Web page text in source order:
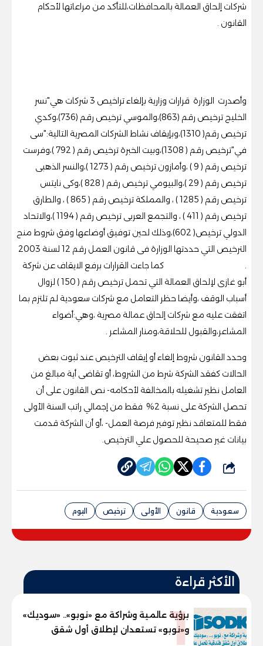
شركات إلحاق العمالة بالمحافظات،للتأكد من مراعاتها لأحكام
القانون .
وأصدرت الوزارة قرارات وزارية بإلغاء تراخيص 3 شركات هي"نسر
الخليج ترخيص رقم (863)،والموسي ترخيص رقم (736)،وكدي
ترخيص رقم( 1310)،وبإيقاف نشاط الشركات المصرية التالية:"سى
في"ترخيص رقم ( 1308)،وبيت الخبرة ترخيص رقم ( 792 )،وفرست
ترخيص رقم ( 9 ) ،وأمازون ترخيص رقم ( 1273 )،والنسر الذهبى
ترخيص رقم ( 29 )،والبيومي ترخيص رقم ( 828 )،وكى نايتس
ترخيص رقم ( 1285 ) ، والمملكة ترخيص رقم ( 865 ) ، والطارق
ترخيص رقم ( 411 ) ، والتجمع العربى ترخيص رقم ( 1194 )،والاتحاد
الدولي ترخيص( 602)،وذلك لحين توفيق أوضاعها وفق شروط منح
الترخيص التي حددتها الوزارة فى قانون العمل رقم 12 لسنة 2003
. كما جاءت القرارات برفع الايقاف عن شركة
أبو غازى لإلحاق العمالة التي تحمل ترخيص رقم ( 150 ) لزوال
أسباب الوقف ،وأيضا حظر التعامل مع شركات سعودية لم تلتزم بما
اتفقت عليه مع شركات إلحاق عمالة مصرية ،وهي:أضواء
المشاعر،والقبول للحلاقة،ومنار المشاعر .
وحدد القانون شروط إلغاء أو إيقاف الترخيص عند ثبوت بعض
الحالات كفقد الشركة شرط من الشروط، أو تقاضى أية مبالغ من
العامل نظير تشغيله بالمخالفة لأحكامه- نص القانون على أن
تحصل الشركة على نسبة 2% فقط من إجمالي راتب السنة الأولى
فقط للمتعاقد نظير توفير فرصة العمل- ،أو أن الشركة قدمت
بيانات غير صحيحة للحصول علي الترخيص.
شارك
سعودية قانون الأولى ترخيص اليوم
الأكثر قراءة
1
برؤية عالمية وشراكة مع «نوبو».. «سوديك»
و«نوبو» تستعدان لإطلاق أول شقق